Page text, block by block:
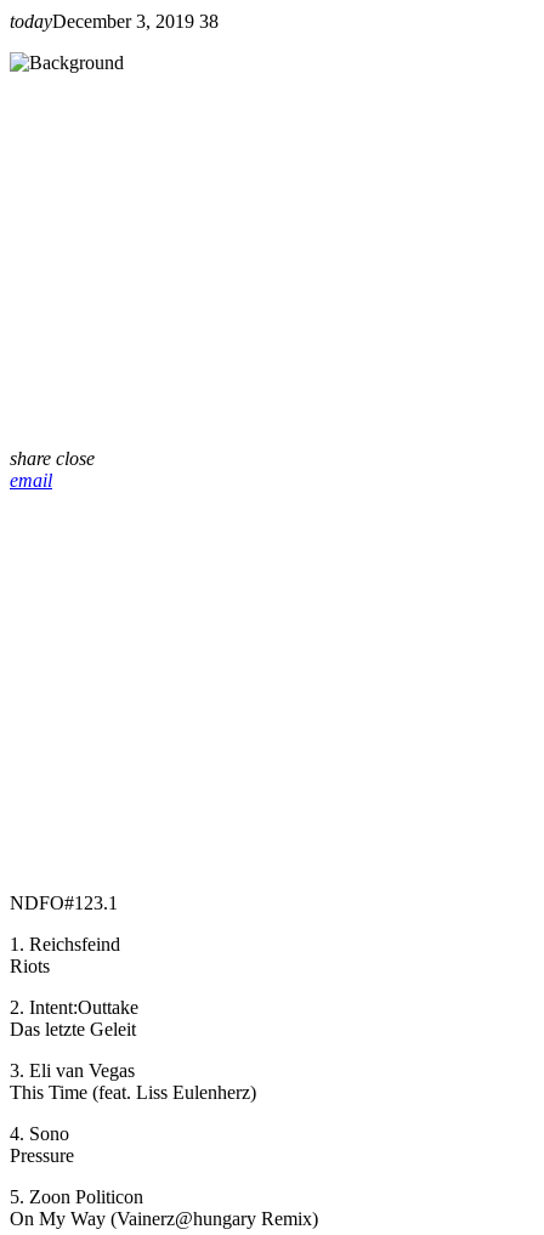
todayDecember 3, 2019 38
share close
email
NDFO#123.1
1. Reichsfeind
Riots
2. Intent:Outtake
Das letzte Geleit
3. Eli van Vegas
This Time (feat. Liss Eulenherz)
4. Sono
Pressure
5. Zoon Politicon
On My Way (Vainerz@hungary Remix)